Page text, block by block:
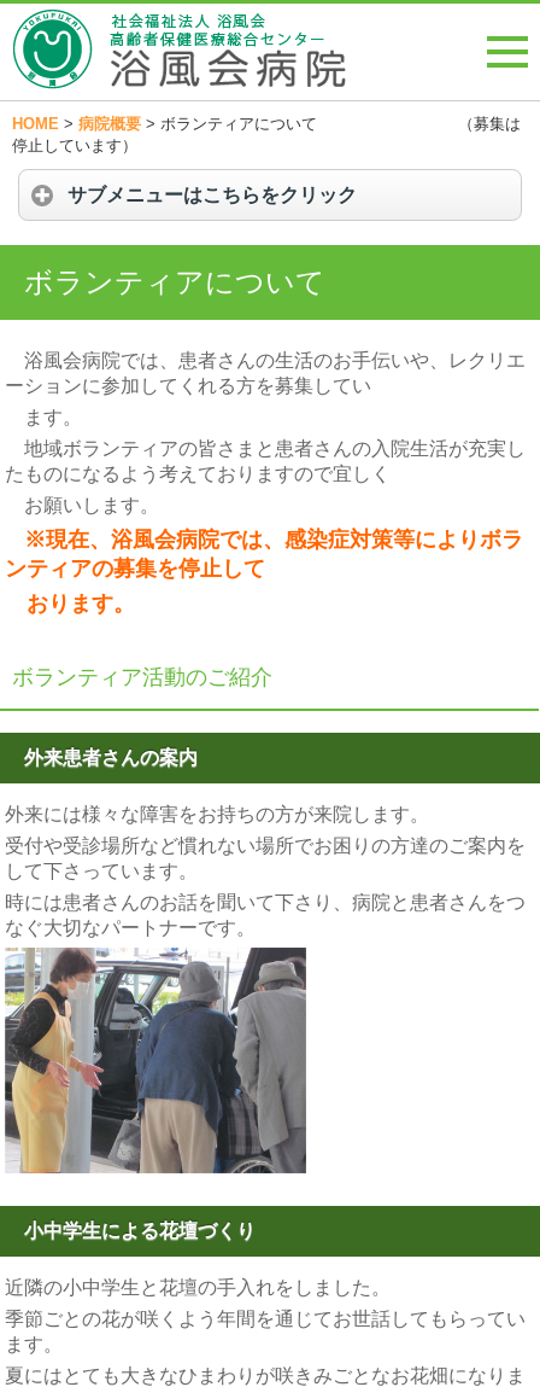
HOME > 病院概要 > ボランティアについて （募集は
停止しています）
サブメニューはこちらをクリック
ボランティアについて
浴風会病院では、患者さんの生活のお手伝いや、レクリエ
ーションに参加してくれる方を募集してい
ます。
地域ボランティアの皆さまと患者さんの入院生活が充実し
たものになるよう考えておりますので宜しく
お願いします。
※現在、浴風会病院では、感染症対策等によりボラ
ンティアの募集を停止して
おります。
ボランティア活動のご紹介
外来患者さんの案内
外来には様々な障害をお持ちの方が来院します。
受付や受診場所など慣れない場所でお困りの方達のご案内を
して下さっています。
時には患者さんのお話を聞いて下さり、病院と患者さんをつ
なぐ大切なパートナーです。
小中学生による花壇づくり
近隣の小中学生と花壇の手入れをしました。
季節ごとの花が咲くよう年間を通じてお世話してもらってい
ます。
夏にはとても大きなひまわりが咲きみごとなお花畑になりま